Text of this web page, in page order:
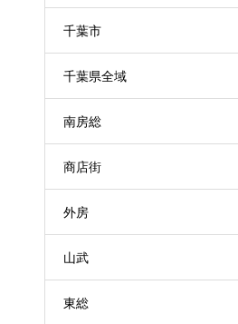
千葉市
千葉県全域
南房総
商店街
外房
山武
東総